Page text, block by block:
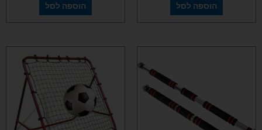
הוספה לסל הוספה לסל